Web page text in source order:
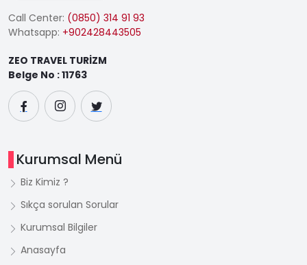
Call Center: (0850) 314 91 93
Whatsapp: +902428443505
ZEO TRAVEL TURİZM
Belge No : 11763
Kurumsal Menü
Biz Kimiz ?
Sıkça sorulan Sorular
Kurumsal Bilgiler
Anasayfa